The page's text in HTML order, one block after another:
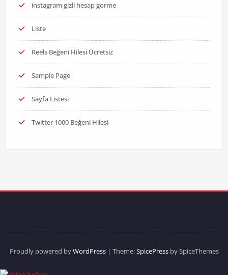
instagram gizli hesap gorme
Liste
Reels Beğeni Hilesi Ücretsiz
Sample Page
Sayfa Listesi
Twitter 1000 Beğeni Hilesi
Proudly powered byWordPress| Theme:SpicePressby SpiceThemes